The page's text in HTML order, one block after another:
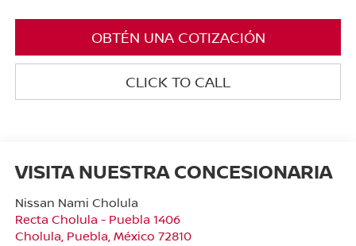
OBTÉN UNA COTIZACIÓN
CLICK TO CALL
VISITA NUESTRA CONCESIONARIA
Nissan Nami Cholula
Recta Cholula - Puebla 1406
Cholula Puebla , México 72810